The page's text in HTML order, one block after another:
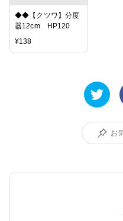
◆◆【クツワ】分度
器12cm HP120
¥138
お